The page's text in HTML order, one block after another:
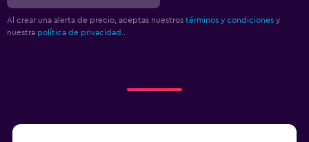
Al crear una alerta de precio, aceptas nuestros términos y condiciones y
nuestra política de privacidad.